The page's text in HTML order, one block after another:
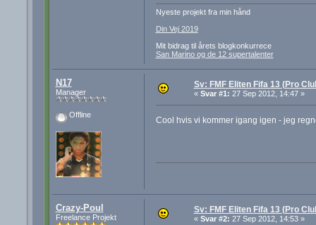
Nyeste projekt fra min hånd
Din Vej 2019
Mit bidrag til årets blogkonkurrece
San Marino og de 12 supertalenter
N17
Manager
Offline
Sv: FMF Eliten Fifa 13 (Pro
« Svar #1: 27 Sep 2012, 14:47 »
Cool hvis vi kommer igang igen - jeg
Crazy-Poul
Freelance Projekt
Sv: FMF Eliten Fifa 13 (Pro
« Svar #2: 27 Sep 2012, 14:53 »